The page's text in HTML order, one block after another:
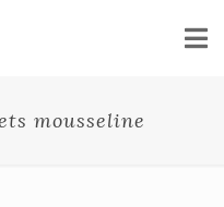
mousseline